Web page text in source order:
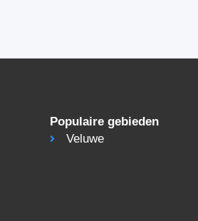
Populaire gebieden
Veluwe